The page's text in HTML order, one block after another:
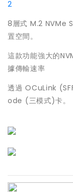
2
8層式 M.2 NVMe
置空間。
這款功能強大的
據傳輸速率
透過 OCuLink
ode (三模式)卡。